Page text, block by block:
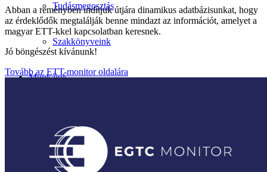
Tudásmegosztás
Szakkönyveink
Munkáink
Kapcsolat
Abban a reményben indítjuk útjára dinamikus adatbázisunkat, hogy
az érdeklődők megtalálják benne mindazt az információt, amelyet a
magyar ETT-kkel kapcsolatban keresnek.
Jó böngészést kívánunk!
Tovább az ETT-monitor oldalára